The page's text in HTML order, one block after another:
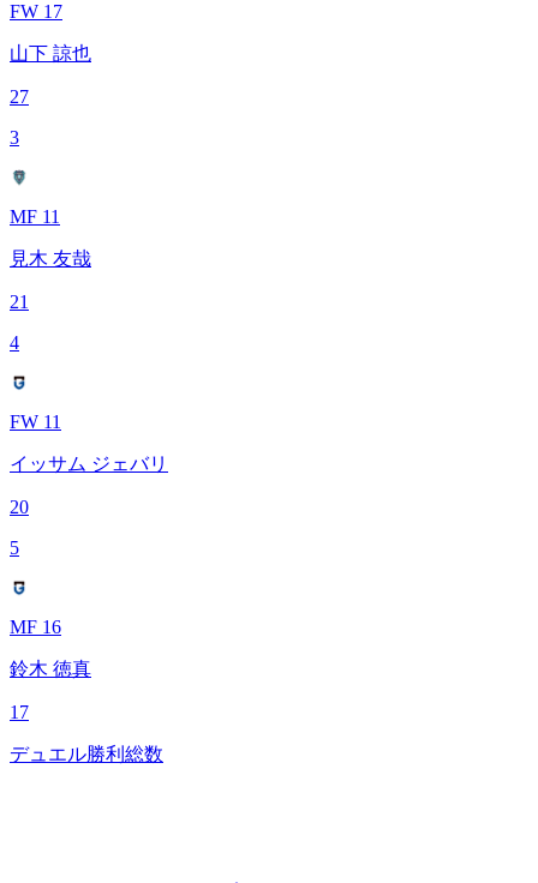
FW 17
山下 諒也
27
3
MF 11
見木 友哉
21
4
FW 11
イッサム ジェバリ
20
5
MF 16
鈴木 徳真
17
デュエル勝利総数